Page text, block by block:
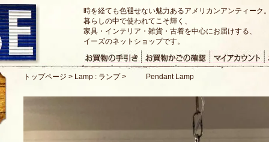
時を経ても色褪せない魅力あるアメリカンアンティーク
暮らしの中で使われてこそ輝く、
家具・インテリア・雑貨・古着を中心にお届けする、
イーズのネットショップです。
トップページ > Lamp : ランプ> Pendant Lamp